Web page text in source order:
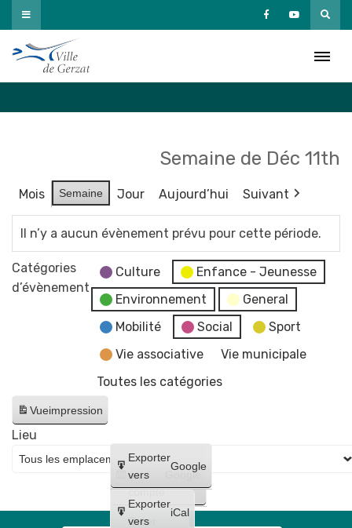
Passer
au
contenu
Semaine de Déc 11th
Mois Semaine Jour Aujourd’hui Suivant
Il n’y a aucun évènement prévu pour cette période.
Catégories
d’évènement
Culture
Enfance - Jeunesse
Environnement
General
Mobilité
Social
Sport
Vie associative
Vie municipale
Toutes les catégories
Vueimpression
Créer
un
compte
Google
Créer
Exporter
vers
Google
Exporter
vers
iCal
Lieu